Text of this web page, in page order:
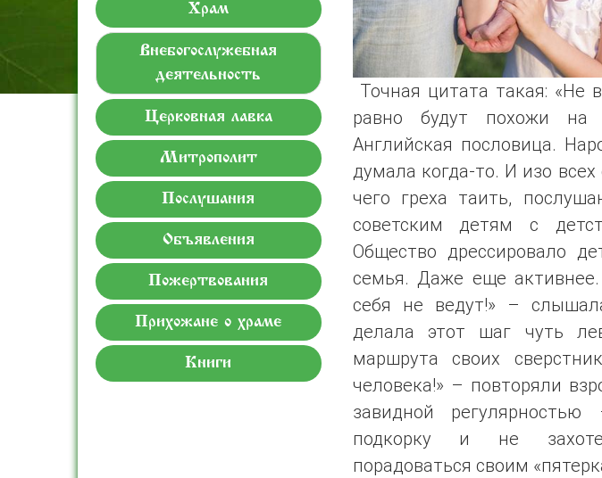
Храм
Внебогослужебная
деятельность
Церковная лавка
Митрополит
Послушания
Объявления
Пожертвования
Прихожане о храме
Книги
Точная цитата такая: «Не
равно будут похожи на
Английская пословица.
думала когда-то. И изо
чего греха таить,
советским детям с
Общество дрессировало
семья. Даже еще
себя не ведут!» –
делала этот шаг чуть
маршрута своих
человека!» – повторяли
завидной
подкорку и не
порадоваться своим